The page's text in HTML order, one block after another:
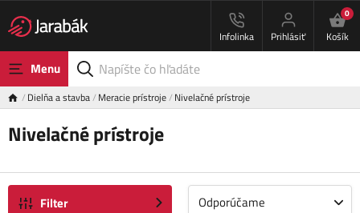
Infolinka Prihlásiť
0
Košík
Menu
Dielňa a stavba Meracie prístroje Nivelačné prístroje
Nivelačné prístroje
Filter Odporúčame